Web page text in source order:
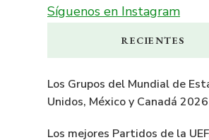
Síguenos en Instagram
RECIENTES
Los Grupos del Mundial de
Unidos, México y Canadá 2026
Los mejores Partidos de la